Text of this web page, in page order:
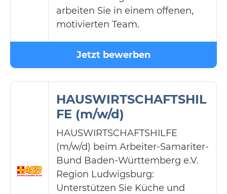
arbeiten Sie in einem offenen,
motivierten Team.
Jetzt bewerben
HAUSWIRTSCHAFTSHIL
FE (m/w/d)
HAUSWIRTSCHAFTSHILFE
(m/w/d) beim Arbeiter-Samariter-
Bund Baden-Württemberg e.V.
Region Ludwigsburg:
Unterstützen Sie Küche und